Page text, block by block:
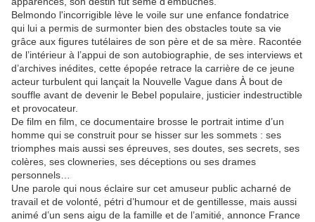
Belmondo l'incorrigible lève le voile sur une enfance fondatrice
qui lui a permis de surmonter bien des obstacles toute sa vie
grâce aux figures tutélaires de son père et de sa mère. Racontée
de l’intérieur à l’appui de son autobiographie, de ses interviews et
d’archives inédites, cette épopée retrace la carrière de ce jeune
acteur turbulent qui lançait la Nouvelle Vague dans À bout de
souffle avant de devenir le Bebel populaire, justicier indestructible
et provocateur.
De film en film, ce documentaire brosse le portrait intime d’un
homme qui se construit pour se hisser sur les sommets : ses
triomphes mais aussi ses épreuves, ses doutes, ses secrets, ses
colères, ses clowneries, ses déceptions ou ses drames
personnels…
Une parole qui nous éclaire sur cet amuseur public acharné de
travail et de volonté, pétri d’humour et de gentillesse, mais aussi
animé d’un sens aigu de la famille et de l’amitié, annonce France